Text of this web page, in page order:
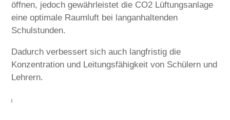
öffnen, jedoch gewährleistet die CO2 Lüftungsanlage
eine optimale Raumluft bei langanhaltenden
Schulstunden.
Dadurch verbessert sich auch langfristig die
Konzentration und Leitungsfähigkeit von Schülern und
Lehrern.